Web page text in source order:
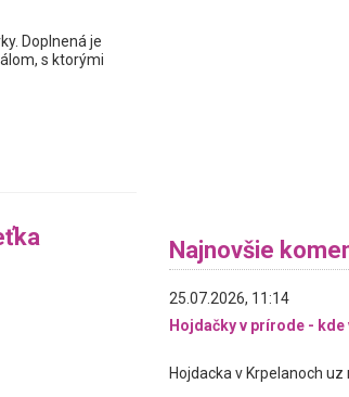
Doplnená je
s ktorými
Najnovšie
25.07.2026, 11:14
Hojdačky v prírode - kde